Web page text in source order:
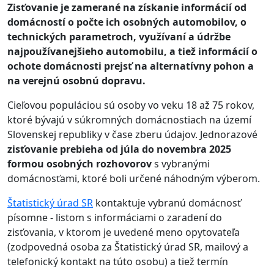
Zisťovanie je zamerané na získanie informácií od
domácností o počte ich osobných automobilov, o
technických parametroch, využívaní a údržbe
najpoužívanejšieho automobilu, a tiež informácií o
ochote domácnosti prejsť na alternatívny pohon a
na verejnú osobnú dopravu.
Cieľovou populáciou sú osoby vo veku 18 až 75 rokov,
ktoré bývajú v súkromných domácnostiach na území
Slovenskej republiky v čase zberu údajov. Jednorazové
zisťovanie prebieha od júla do novembra 2025
formou osobných rozhovorovs vybranými
domácnosťami, ktoré boli určené náhodným výberom.
Štatistický úrad SR kontaktuje vybranú domácnosť
písomne - listom s informáciami o zaradení do
zisťovania, v ktorom je uvedené meno opytovateľa
(zodpovedná osoba za Štatistický úrad SR, mailový a
telefonický kontakt na túto osobu) a tiež termín